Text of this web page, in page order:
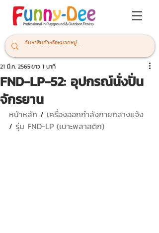
FND-LP-52: อุปกรณ์นั่งปั่น
จักรยาน
21 มี.ค. 2565ยาว 1 นาที
หน้าหลัก / เครื่องออกกำลังกายกลางแจ้ง
/ รุ่น FND-LP (เบาะพลาสติก)